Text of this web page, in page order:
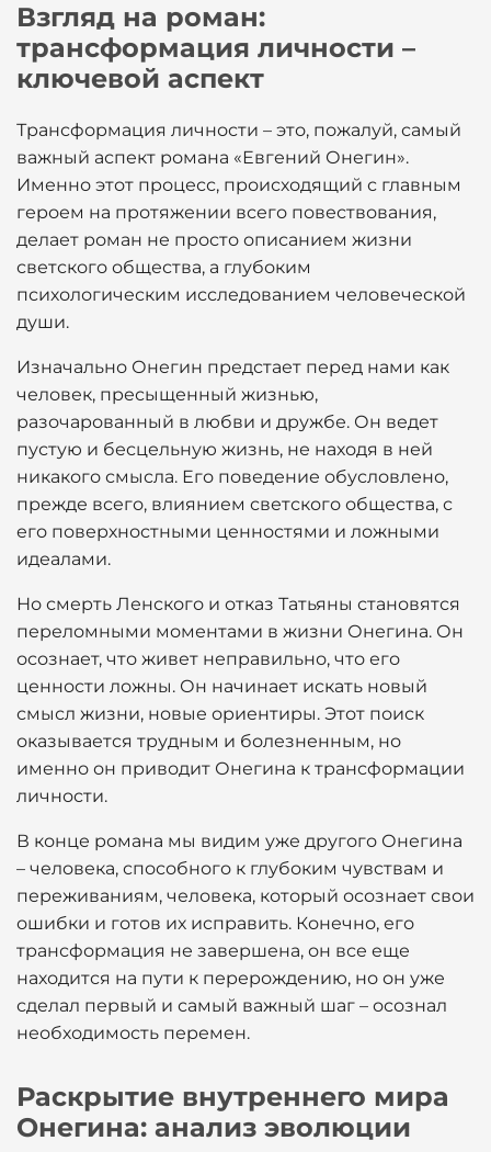
Взгляд на роман:
трансформация личности –
ключевой аспект
Трансформация личности – это, пожалуй, самый
важный аспект романа «Евгений Онегин».
Именно этот процесс, происходящий с главным
героем на протяжении всего повествования,
делает роман не просто описанием жизни
светского общества, а глубоким
психологическим исследованием человеческой
души.
Изначально Онегин предстает перед нами как
человек, пресыщенный жизнью,
разочарованный в любви и дружбе. Он ведет
пустую и бесцельную жизнь, не находя в ней
никакого смысла. Его поведение обусловлено,
прежде всего, влиянием светского общества, с
его поверхностными ценностями и ложными
идеалами.
Но смерть Ленского и отказ Татьяны становятся
переломными моментами в жизни Онегина. Он
осознает, что живет неправильно, что его
ценности ложны. Он начинает искать новый
смысл жизни, новые ориентиры. Этот поиск
оказывается трудным и болезненным, но
именно он приводит Онегина к трансформации
личности.
В конце романа мы видим уже другого Онегина
– человека, способного к глубоким чувствам и
переживаниям, человека, который осознает свои
ошибки и готов их исправить. Конечно, его
трансформация не завершена, он все еще
находится на пути к перерождению, но он уже
сделал первый и самый важный шаг – осознал
необходимость перемен.
Раскрытие внутреннего мира
Онегина: анализ эволюции